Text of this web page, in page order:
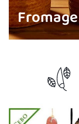
Fromage